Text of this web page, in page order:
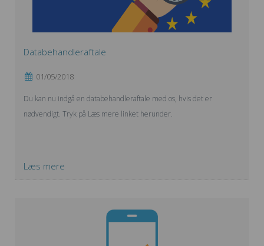
Databehandleraftale
01/05/2018
Du kan nu indgå en databehandleraftale med os, hvis det er
nødvendigt. Tryk på Læs mere linket herunder.
Læs mere